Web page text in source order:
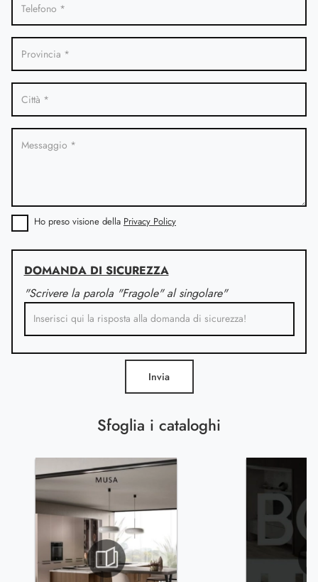
Sfoglia i cataloghi
Ho preso visione della Privacy Policy
DOMANDA DI SICUREZZA
"Scrivere la parola "Fragole" al singolare"
Invia